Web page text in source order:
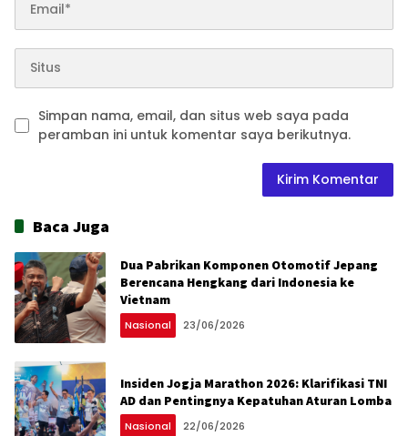
Simpan nama, email, dan situs web saya pada
peramban ini untuk komentar saya berikutnya.
Baca Juga
Dua Pabrikan Komponen Otomotif Jepang
Berencana Hengkang dari Indonesia ke
Vietnam
Nasional 23/06/2026
Insiden Jogja Marathon 2026: Klarifikasi TNI
AD dan Pentingnya Kepatuhan Aturan Lomba
Nasional 22/06/2026